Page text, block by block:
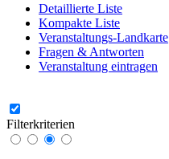
Detaillierte Liste
Kompakte Liste
Veranstaltungs-Landkarte
Fragen & Antworten
Veranstaltung eintragen
Filterkriterien